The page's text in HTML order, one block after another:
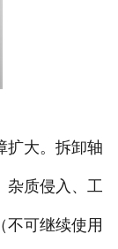
大。拆卸轴
杂质侵入、工
不可继续使用